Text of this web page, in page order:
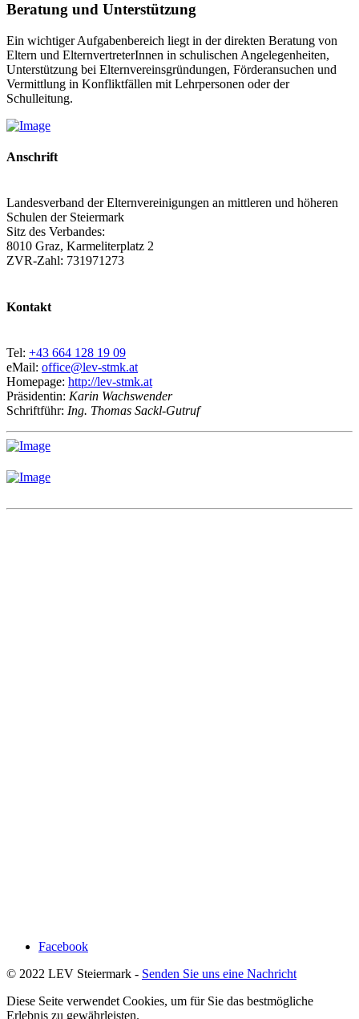
Beratung und Unterstützung
Ein wichtiger Aufgabenbereich liegt in der direkten Beratung von
Eltern und ElternvertreterInnen in schulischen Angelegenheiten,
Unterstützung bei Elternvereinsgründungen, Förderansuchen und
Vermittlung in Konfliktfällen mit Lehrpersonen oder der
Schulleitung.
Anschrift
Landesverband der Elternvereinigungen an mittleren und höheren
Schulen der Steiermark
Sitz des Verbandes:
8010 Graz, Karmeliterplatz 2
ZVR-Zahl: 731971273
Kontakt
Tel: +43 664 128 19 09
eMail: office@lev-stmk.at
Homepage: http://lev-stmk.at
Präsidentin: Karin Wachswender
Schriftführ: Ing. Thomas Sackl-Gutruf
Facebook
© 2022 LEV Steiermark - Senden Sie uns eine Nachricht
Diese Seite verwendet Cookies, um für Sie das bestmögliche
Erlebnis zu gewährleisten.